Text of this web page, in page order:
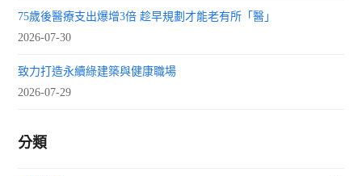
75歲後醫療支出爆增3倍 趁早規劃才能老有所「醫」
2026-07-30
致力打造永續綠建築與健康職場
2026-07-29
分類